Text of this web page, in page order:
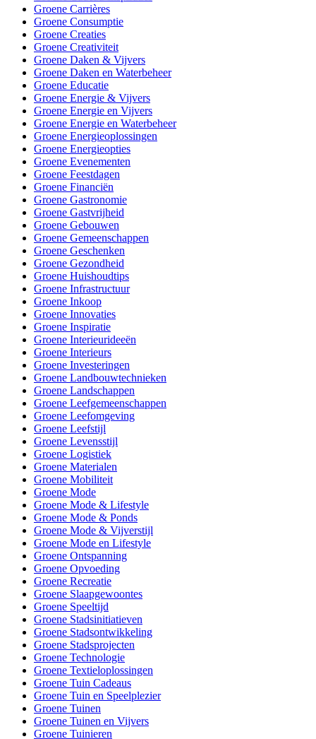
Groene Carrières
Groene Consumptie
Groene Creaties
Groene Creativiteit
Groene Daken & Vijvers
Groene Daken en Waterbeheer
Groene Educatie
Groene Energie & Vijvers
Groene Energie en Vijvers
Groene Energie en Waterbeheer
Groene Energieoplossingen
Groene Energieopties
Groene Evenementen
Groene Feestdagen
Groene Financiën
Groene Gastronomie
Groene Gastvrijheid
Groene Gebouwen
Groene Gemeenschappen
Groene Geschenken
Groene Gezondheid
Groene Huishoudtips
Groene Infrastructuur
Groene Inkoop
Groene Innovaties
Groene Inspiratie
Groene Interieurideeën
Groene Interieurs
Groene Investeringen
Groene Landbouwtechnieken
Groene Landschappen
Groene Leefgemeenschappen
Groene Leefomgeving
Groene Leefstijl
Groene Levensstijl
Groene Logistiek
Groene Materialen
Groene Mobiliteit
Groene Mode
Groene Mode & Lifestyle
Groene Mode & Ponds
Groene Mode & Vijverstijl
Groene Mode en Lifestyle
Groene Ontspanning
Groene Opvoeding
Groene Recreatie
Groene Slaapgewoontes
Groene Speeltijd
Groene Stadsinitiatieven
Groene Stadsontwikkeling
Groene Stadsprojecten
Groene Technologie
Groene Textieloplossingen
Groene Tuin Cadeaus
Groene Tuin en Speelplezier
Groene Tuinen
Groene Tuinen en Vijvers
Groene Tuinieren